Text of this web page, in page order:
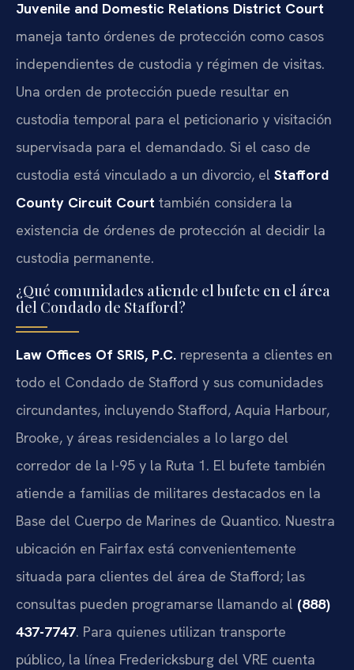
Juvenile and Domestic Relations District Court
maneja tanto órdenes de protección como casos
independientes de custodia y régimen de visitas.
Una orden de protección puede resultar en
custodia temporal para el peticionario y visitación
supervisada para el demandado. Si el caso de
custodia está vinculado a un divorcio, el Stafford
County Circuit Court también considera la
existencia de órdenes de protección al decidir la
custodia permanente.
¿Qué comunidades atiende el bufete en el área
del Condado de Stafford?
Law Offices Of SRIS, P.C. representa a clientes en
todo el Condado de Stafford y sus comunidades
circundantes, incluyendo Stafford, Aquia Harbour,
Brooke, y áreas residenciales a lo largo del
corredor de la I-95 y la Ruta 1. El bufete también
atiende a familias de militares destacados en la
Base del Cuerpo de Marines de Quantico. Nuestra
ubicación en Fairfax está convenientemente
situada para clientes del área de Stafford; las
consultas pueden programarse llamando al (888)
437-7747. Para quienes utilizan transporte
público, la línea Fredericksburg del VRE cuenta